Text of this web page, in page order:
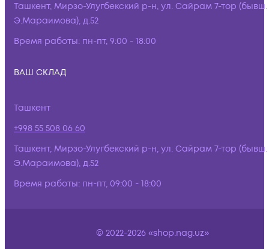
Ташкент, Мирзо-Улугбекский р-н, ул. Сайрам 7-тор (бывш.
Э.Мараимова), д.52
Время работы: пн-пт, 9:00 - 18:00
ВАШ СКЛАД
Ташкент
+998 55 508 06 60
Ташкент, Мирзо-Улугбекский р-н, ул. Сайрам 7-тор (бывш.
Э.Мараимова), д.52
Время работы: пн-пт, 09:00 - 18:00
© 2022-2026 «shop.nag.uz»